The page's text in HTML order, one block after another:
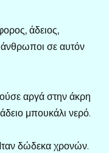
άδειος,
σε αυτόν
αργά στην άκρη
μπουκάλι νερό.
δώδεκα χρονών.